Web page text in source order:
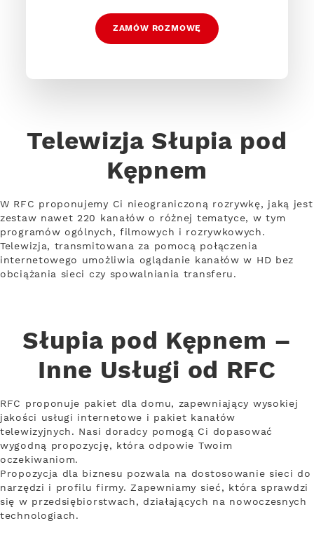
ZAMÓW ROZMOWĘ
Telewizja Słupia pod
Kępnem
W RFC proponujemy Ci nieograniczoną rozrywkę, jaką jest
zestaw nawet 220 kanałów o różnej tematyce, w tym
programów ogólnych, filmowych i rozrywkowych.
Telewizja, transmitowana za pomocą połączenia
internetowego umożliwia oglądanie kanałów w HD bez
obciążania sieci czy spowalniania transferu.
Słupia pod Kępnem –
Inne Usługi od RFC
RFC proponuje pakiet dla domu, zapewniający wysokiej
jakości usługi internetowe i pakiet kanałów
telewizyjnych. Nasi doradcy pomogą Ci dopasować
wygodną propozycję, która odpowie Twoim
oczekiwaniom.
Propozycja dla biznesu pozwala na dostosowanie sieci do
narzędzi i profilu firmy. Zapewniamy sieć, która sprawdzi
się w przedsiębiorstwach, działających na nowoczesnych
technologiach.